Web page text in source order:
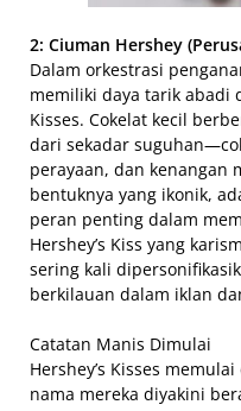
2: Ciuman Hershey
Dalam orkestrasi
memiliki daya tarik abadi
Kisses. Cokelat kecil
dari sekadar
perayaan, dan kenangan
bentuknya yang ikonik,
peran penting dalam
Hershey’s Kiss yang
sering kali
berkilauan dalam iklan
Catatan Manis Dimulai
Hershey’s Kisses
nama mereka diyakini